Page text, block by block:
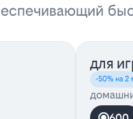
для
-50% на 2